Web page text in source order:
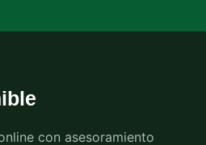
con asesoramiento